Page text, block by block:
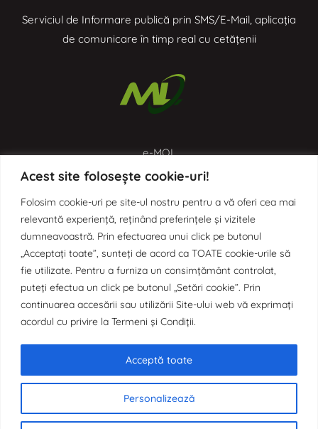
Acest site folosește cookie-uri!
Folosim cookie-uri pe site-ul nostru pentru a vă oferi cea mai
relevantă experiență, reținând preferințele și vizitele
dumneavoastră. Prin efectuarea unui click pe butonul
„Acceptați toate”, sunteți de acord ca TOATE cookie-urile să
fie utilizate. Pentru a furniza un consimțământ controlat,
puteți efectua un click pe butonul „Setări cookie”. Prin
continuarea accesării sau utilizării Site-ului web vă exprimați
acordul cu privire la Termeni și Condiții.
Personalizează
Acceptă toate
Serviciul de Informare publică prin SMS/E-Mail, aplicația
de comunicare în timp real cu cetățenii
e-MOL
Aplicația de digitalizare a proceselor administrative prin
Monitorul Oficial Local
Aplicația de digitalizare a Sistemului de Control Intern
Managerial prin Organigrama Dinamică